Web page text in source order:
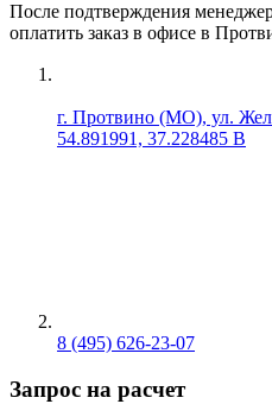
После подтверждения
оплатить заказ в офисе в
г. Протвино (МО), ул.
54.891991, 37.228485 В
8 (495) 626-23-07
Запрос на расчет